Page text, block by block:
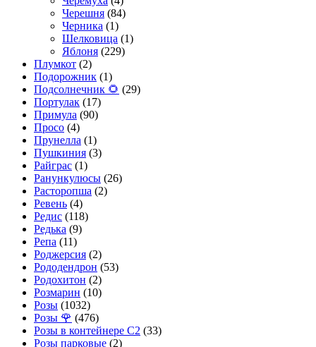
Черешня (84)
Черника (1)
Шелковица (1)
Яблоня (229)
Плумкот (2)
Подорожник (1)
Подсолнечник 🌻 (29)
Портулак (17)
Примула (90)
Просо (4)
Прунелла (1)
Пушкиния (3)
Райграс (1)
Ранункулюсы (26)
Расторопша (2)
Ревень (4)
Редис (118)
Редька (9)
Репа (11)
Роджерсия (2)
Рододендрон (53)
Родохитон (2)
Розмарин (10)
Розы (1032)
Розы 🌹 (476)
Розы в контейнере С2 (33)
Розы парковые (2)